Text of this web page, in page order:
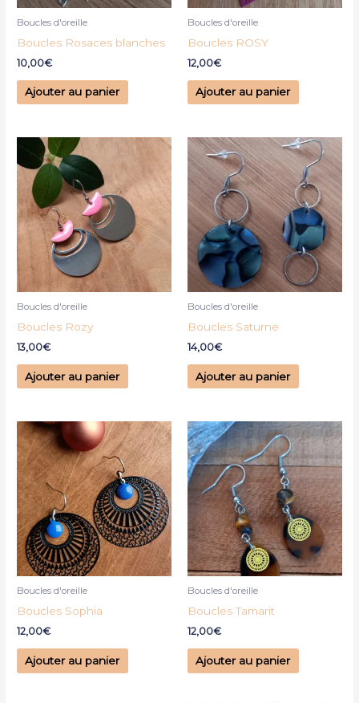
Boucles d'oreille
Boucles Rosaces blanches
10,00€
Ajouter au panier
Boucles d'oreille
Boucles ROSY
12,00€
Ajouter au panier
Boucles d'oreille
Boucles Rozy
13,00€
Ajouter au panier
Boucles d'oreille
Boucles Saturne
14,00€
Ajouter au panier
Boucles d'oreille
Boucles Sophia
12,00€
Ajouter au panier
Boucles d'oreille
Boucles Tamarit
12,00€
Ajouter au panier